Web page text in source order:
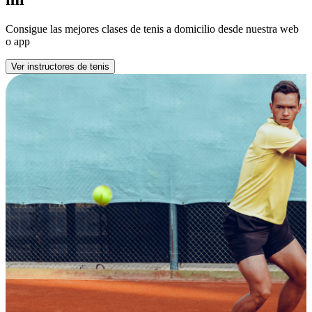
Consigue las mejores clases de tenis a domicilio desde nuestra web
o app
Ver instructores de tenis